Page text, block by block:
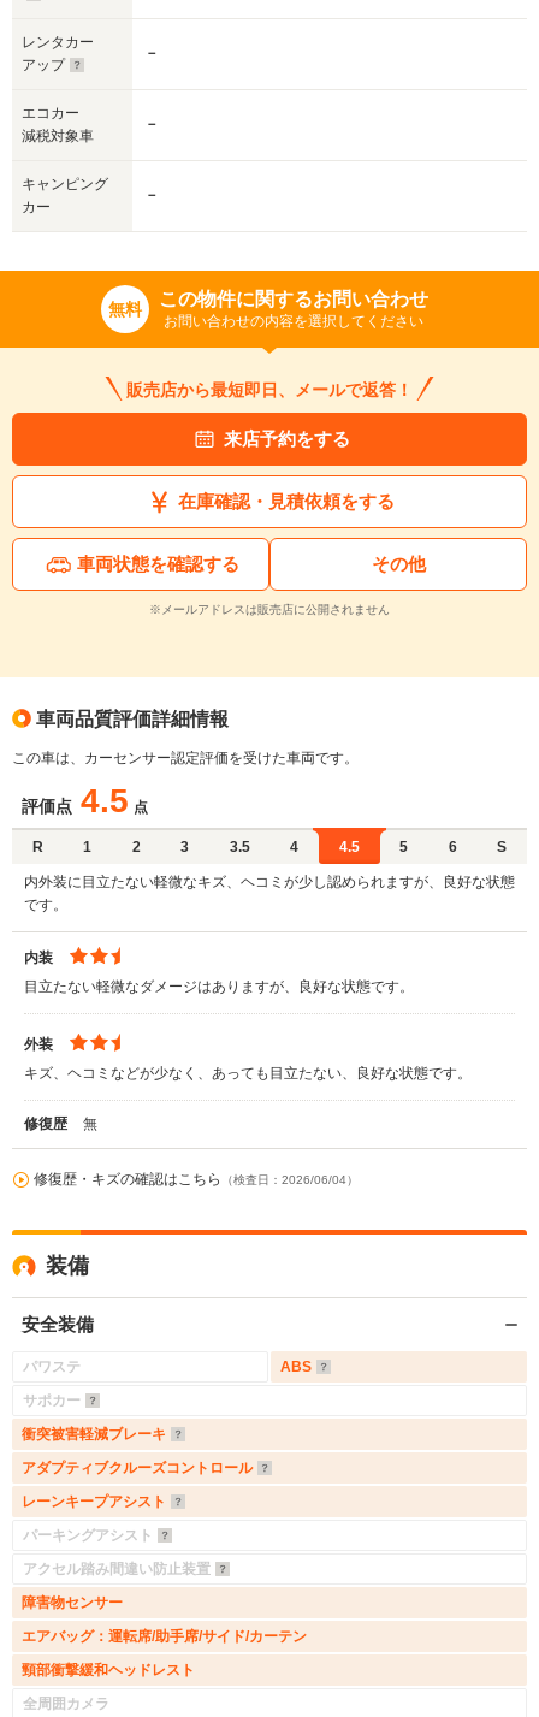
レンタカー
アップ
－
エコカー
減税対象車
－
キャンピング
カー
－
無料 この物件に関するお問い合わせ
お問い合わせの内容を選択してください
販売店から最短即日、メールで返答！
来店予約をする
在庫確認・見積依頼をする
車両状態を確認する その他
※メールアドレスは販売店に公開されません
車両品質評価詳細情報
この車は、カーセンサー認定評価を受けた車両です。
評価点 4.5 点
R 1 2 3 3.5 4 4.5 5 6 S
内外装に目立たない軽微なキズ、ヘコミが少し認められますが、良好な状態
です。
内装
目立たない軽微なダメージはありますが、良好な状態です。
外装
キズ、ヘコミなどが少なく、あっても目立たない、良好な状態です。
修復歴 無
修復歴・キズの確認はこちら （検査日：2026/06/04）
装備
安全装備
パワステ
ABS
サポカー
衝突被害軽減ブレーキ
アダプティブクルーズコントロール
レーンキープアシスト
パーキングアシスト
アクセル踏み間違い防止装置
障害物センサー
エアバッグ：運転席/助手席/サイド/カーテン
頸部衝撃緩和ヘッドレスト
全周囲カメラ